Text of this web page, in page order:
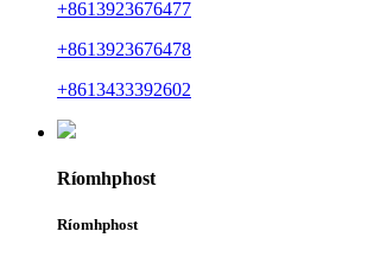
+8613923676477
+8613923676478
+8613433392602
Ríomhphost
Ríomhphost